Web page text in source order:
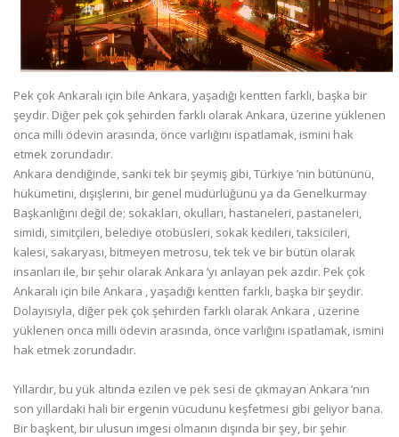
Pek çok Ankaralı için bile Ankara, yaşadığı kentten farklı, başka bir
şeydir. Diğer pek çok şehirden farklı olarak Ankara, üzerine yüklenen
onca milli ödevin arasında, önce varlığını ispatlamak, ismini hak
etmek zorundadır.
Ankara dendiğinde, sanki tek bir şeymiş gibi, Türkiye ’nin bütününü,
hükümetini, dışişlerini, bir genel müdürlüğünü ya da Genelkurmay
Başkanlığını değil de; sokakları, okulları, hastaneleri, pastaneleri,
simidi, simitçileri, belediye otobüsleri, sokak kedileri, taksicileri,
kalesi, sakaryası, bitmeyen metrosu, tek tek ve bir bütün olarak
insanları ile, bir şehir olarak Ankara ’yı anlayan pek azdır. Pek çok
Ankaralı için bile Ankara , yaşadığı kentten farklı, başka bir şeydir.
Dolayısıyla, diğer pek çok şehirden farklı olarak Ankara , üzerine
yüklenen onca milli ödevin arasında, önce varlığını ispatlamak, ismini
hak etmek zorundadır.
Yıllardır, bu yük altında ezilen ve pek sesi de çıkmayan Ankara ’nın
son yıllardaki hali bir ergenin vücudunu keşfetmesi gibi geliyor bana.
Bir başkent, bir ulusun imgesi olmanın dışında bir şey, bir şehir